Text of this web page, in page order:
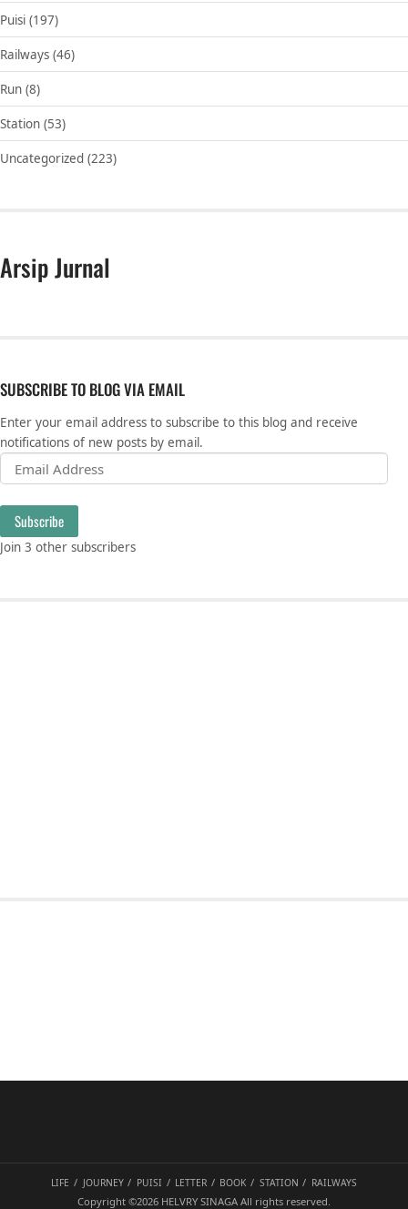
Puisi (197)
Railways (46)
Run (8)
Station (53)
Uncategorized (223)
Arsip Jurnal
SUBSCRIBE TO BLOG VIA EMAIL
Enter your email address to subscribe to this blog and receive
notifications of new posts by email.
Email Address
Subscribe
Join 3 other subscribers
LIFE JOURNEY PUISI LETTER BOOK STATION RAILWAYS
Copyright ©2026 HELVRY SINAGA All rights reserved.